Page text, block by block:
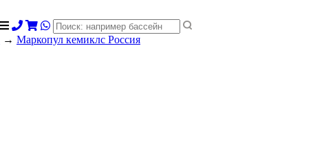
→ Маркопул кемиклс Россия